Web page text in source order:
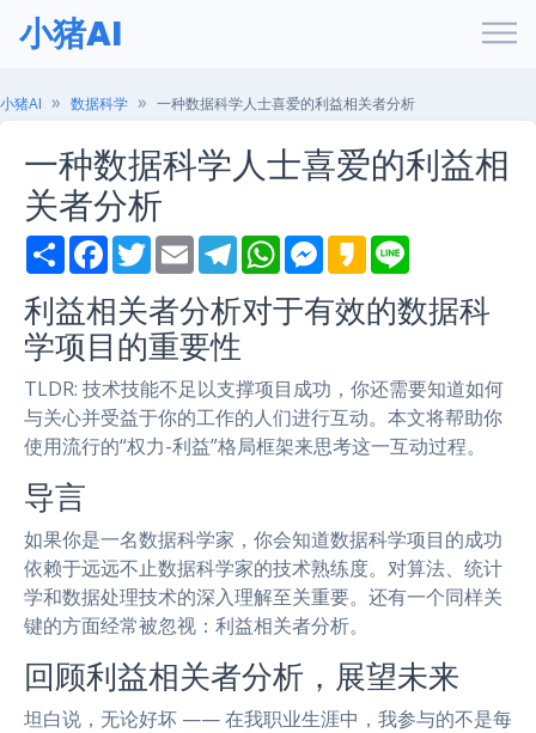
小猪AI
小猪AI 数据科学 一种数据科学人士喜爱的利益相关者分析
一种数据科学人士喜爱的利益相
关者分析
S
h
r
e
F
a
e
b
o
o
k
T
w
t
t
e
r
E
m
i
l
T
e
e
g
r
a
m
W
h
t
s
p
M
e
s
e
e
r
K
a
a
o
e
利益相关者分析对于有效的数据科
学项目的重要性
TLDR: 技术技能不足以支撑项目成功，你还需要知道如何
与关心并受益于你的工作的人们进行互动。本文将帮助你
使用流行的“权力-利益”格局框架来思考这一互动过程。
导言
如果你是一名数据科学家，你会知道数据科学项目的成功
依赖于远远不止数据科学家的技术熟练度。对算法、统计
学和数据处理技术的深入理解至关重要。还有一个同样关
键的方面经常被忽视：利益相关者分析。
回顾利益相关者分析，展望未来
坦白说，无论好坏 —— 在我职业生涯中，我参与的不是每